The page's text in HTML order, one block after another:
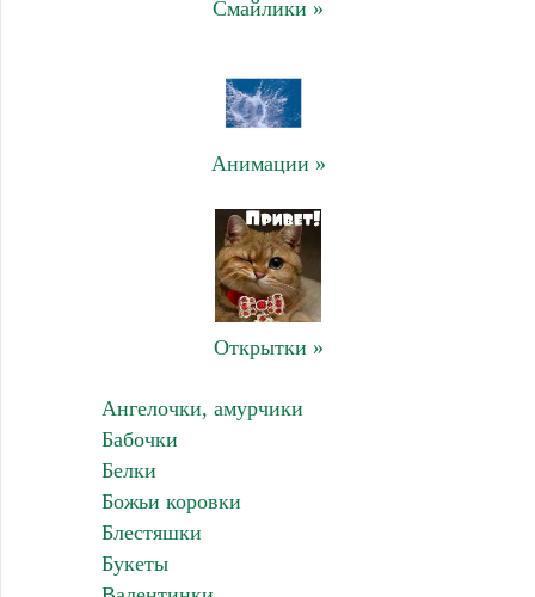
Смайлики »
Анимации »
Открытки »
Ангелочки, амурчики
Бабочки
Белки
Божьи коровки
Блестяшки
Букеты